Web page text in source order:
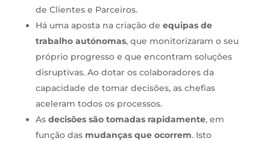
de Clientes e Parceiros.
Há uma aposta na criação de equipas de
trabalho autónomas, que monitorizaram o seu
próprio progresso e que encontram soluções
disruptivas. Ao dotar os colaboradores da
capacidade de tomar decisões, as chefias
aceleram todos os processos.
As decisões são tomadas rapidamente, em
função das mudanças que ocorrem. Isto